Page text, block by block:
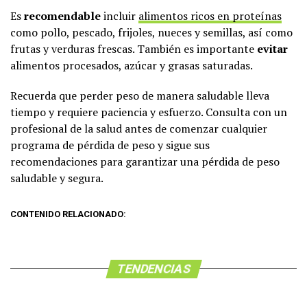
Esrecomendableincluir alimentos ricos en proteínas
como pollo, pescado, frijoles, nueces y semillas, así como
frutas y verduras frescas. También es importante evitar
alimentos procesados, azúcar y grasas saturadas.
Recuerda que perder peso de manera saludable lleva
tiempo y requiere paciencia y esfuerzo. Consulta con un
profesional de la salud antes de comenzar cualquier
programa de pérdida de peso y sigue sus
recomendaciones para garantizar una pérdida de peso
saludable y segura.
CONTENIDO RELACIONADO:
TENDENCIAS